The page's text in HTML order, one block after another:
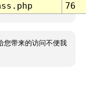
76
您带来的访问不便我